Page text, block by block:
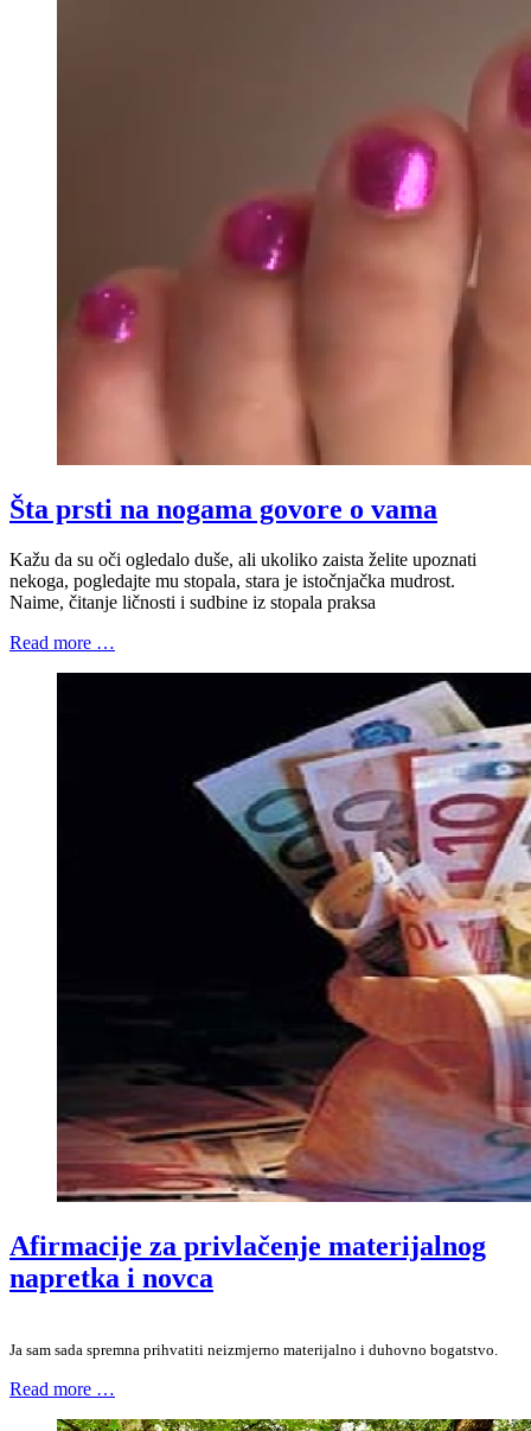
Šta prsti na nogama govore o vama
Kažu da su oči ogledalo duše, ali ukoliko zaista želite upoznati
nekoga, pogledajte mu stopala, stara je istočnjačka mudrost.
Naime, čitanje ličnosti i sudbine iz stopala praksa
Read more …
Afirmacije za privlačenje materijalnog
napretka i novca
Ja sam sada spremna prihvatiti neizmjerno materijalno i duhovno bogatstvo.
Read more …